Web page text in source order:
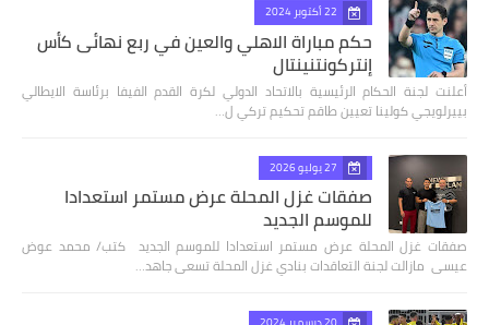
22 أكتوبر 2024
حكم مباراة الاهلي والعين في ربع نهائى كأس
إنتركونتنينتال
أعلنت لجنة الحكام الرئيسية بالاتحاد الدولي لكرة القدم الفيفا برئاسة الايطالي
بييرلويجي كولينا تعيين طاقم تحكيم تركي ل…
27 يوليو 2026
صفقات غزل المحلة عرض مستمر استعدادا
للموسم الجديد
صفقات غزل المحلة عرض مستمر استعدادا للموسم الجديد كتب/ محمد عوض
عيسى مازالت لجنة التعاقدات بنادي غزل المحلة تسعى جاهد…